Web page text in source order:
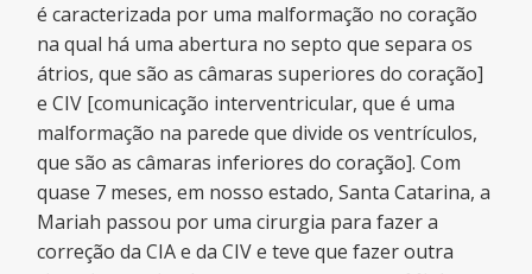
é caracterizada por uma malformação no coração
na qual há uma abertura no septo que separa os
átrios, que são as câmaras superiores do coração]
e CIV [comunicação interventricular, que é uma
malformação na parede que divide os ventrículos,
que são as câmaras inferiores do coração]. Com
quase 7 meses, em nosso estado, Santa Catarina, a
Mariah passou por uma cirurgia para fazer a
correção da CIA e da CIV e teve que fazer outra